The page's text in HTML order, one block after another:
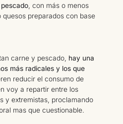
, con más o menos
preparados con base
carne y pescado, hay una
más radicales y los que
reducir el consumo de
voy a repartir entre los
y extremistas, proclamando
mas que cuestionable.